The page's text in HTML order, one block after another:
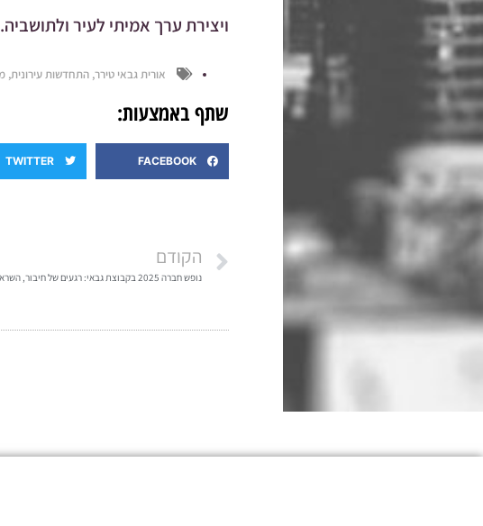
ויצירת ערך אמיתי לעיר ולתושביה.
אורית גבאי טירר, התחדשות עירונית,
שתף באמצעות:
FACEBOOK
TWITTER
הקודם
נופש חברה 2025 בקבוצת גבאי: רגעים של חיבור, השראה וערך משותף